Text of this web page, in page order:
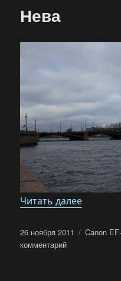
Нева
Читать далее«Нева»
Опубликовано
26 ноября 2011 Метки
Canon
комментарийк